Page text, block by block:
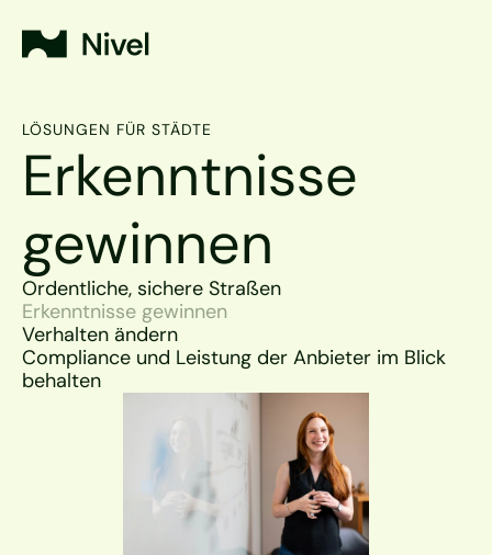
LÖSUNGEN FÜR STÄDTE
Erkenntnisse
gewinnen
Ordentliche, sichere Straßen
Erkenntnisse gewinnen
Verhalten ändern
Compliance und Leistung der Anbieter im Blick
behalten